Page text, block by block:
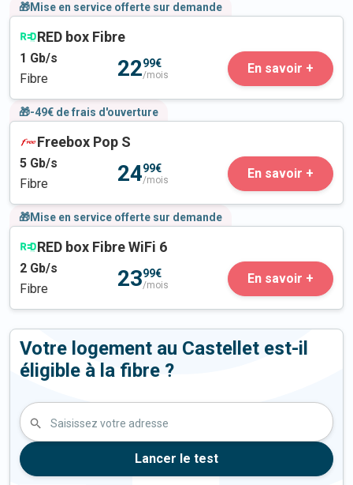
🎁Mise en service offerte sur demande
RED box Fibre
1 Gb/s
Fibre
2299€
/mois En savoir +
🎁-49€ de frais d'ouverture
Freebox Pop S
5 Gb/s
Fibre
2499€
/mois En savoir +
🎁Mise en service offerte sur demande
RED box Fibre WiFi 6
2 Gb/s
Fibre
2399€
/mois En savoir +
Votre logement au Castellet est-il
éligible à la fibre ?
Saisissez votre adresse
Lancer le test